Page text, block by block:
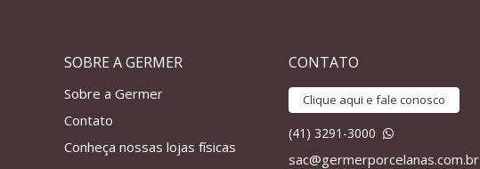
SOBRE A GERMER
Sobre a Germer
Contato
Conheça nossas lojas físicas
CONTATO
Clique aqui e fale conosco
(41) 3291-3000
sac@germerporcelanas.com.br